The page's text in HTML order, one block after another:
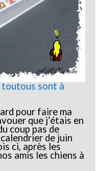
toutous sont à
pour faire ma
que j’étais en
coup pas de
de juin
ci, après les
amis les chiens à